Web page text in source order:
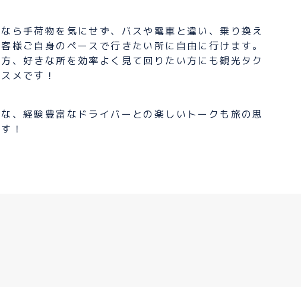
ら手荷物を気にせず、バスや電車と違い、乗り換え
様ご自身のペースで行きたい所に自由に行けます。
、好きな所を効率よく見て回りたい方にも観光タク
メです！
、経験豊富なドライバーとの楽しいトークも旅の思
！